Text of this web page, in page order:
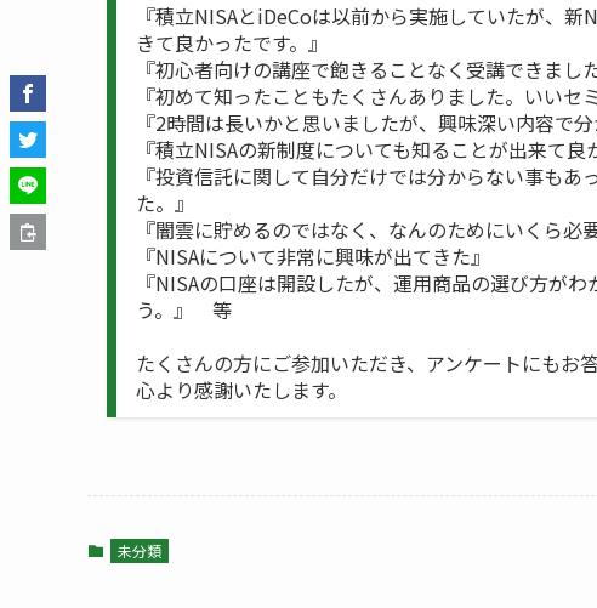
『積立NISAとiDeCoは以前から実施していたが、
きて良かったです。』
『初心者向けの講座で飽きることなく受講できまし
『初めて知ったこともたくさんありました。いいセ
『2時間は長いかと思いましたが、興味深い内容で
『積立NISAの新制度についても知ることが出来て良
『投資信託に関して自分だけでは分からない事も
た。』
『闇雲に貯めるのではなく、なんのためにいくら必
『NISAについて非常に興味が出てきた』
『NISAの口座は開設したが、運用商品の選び方が
う。』 等
たくさんの方にご参加いただき、アンケートにもお
心より感謝いたします。
未分類